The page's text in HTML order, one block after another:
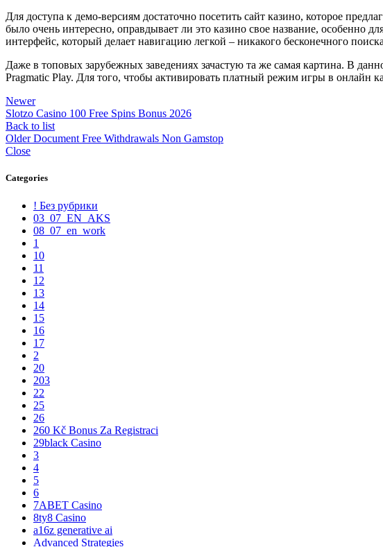
Для доступа к демо-версиям достаточно посетить сайт казино, которое
было очень интересно, оправдывает ли это казино свое название, особенно
интерфейс, который делает навигацию легкой – никакого бесконечного
Даже в топовых зарубежных заведениях зачастую та же самая картина. В
Pragmatic Play. Для того, чтобы активировать платный режим игры в онлайн
Newer
Slotzo Casino 100 Free Spins Bonus 2026
Back to list
Older Document Free Withdrawals Non Gamstop
Close
Categories
! Без рубрики
03_07_EN_AKS
08_07_en_work
1
10
11
12
13
14
15
16
17
2
20
203
22
25
26
260 Kč Bonus Za Registraci
29black Casino
3
4
5
6
7ABET Casino
8ty8 Casino
a16z generative ai
Advanced Strategies